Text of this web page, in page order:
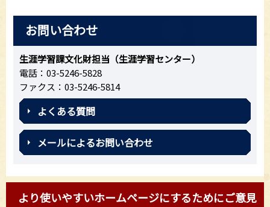
お問い合わせ
生涯学習課文化財担当（生涯学習センター）
電話：03-5246-5828
ファクス：03-5246-5814
よくある質問
メールによるお問い合わせ
より使いやすいホームページにするためにご意見